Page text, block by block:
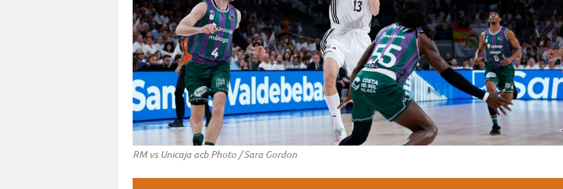
RM vs Unicaja acb Photo / Sara Gordon